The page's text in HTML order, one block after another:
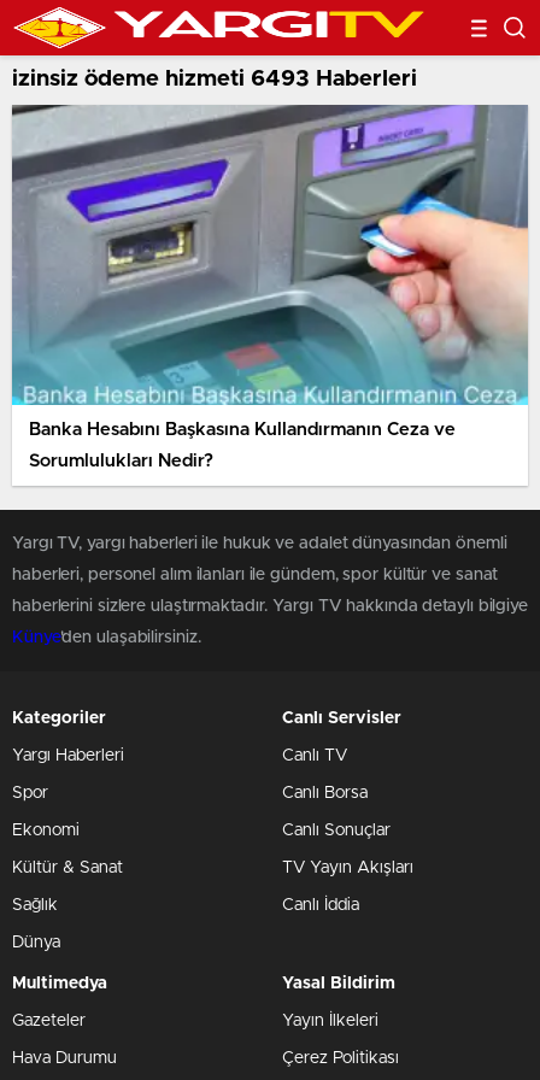
izinsiz ödeme hizmeti 6493 Haberleri
Banka Hesabını Başkasına Kullandırmanın Ceza ve
Sorumlulukları Nedir?
Yargı TV, yargı haberleri ile hukuk ve adalet dünyasından önemli
haberleri, personel alım ilanları ile gündem, spor kültür ve sanat
haberlerini sizlere ulaştırmaktadır. Yargı TV hakkında detaylı bilgiye
Künye'den ulaşabilirsiniz.
Kategoriler
Yargı Haberleri
Spor
Ekonomi
Kültür & Sanat
Sağlık
Dünya
Canlı Servisler
Canlı TV
Canlı Borsa
Canlı Sonuçlar
TV Yayın Akışları
Canlı İddia
Multimedya
Gazeteler
Hava Durumu
Yasal Bildirim
Yayın İlkeleri
Çerez Politikası